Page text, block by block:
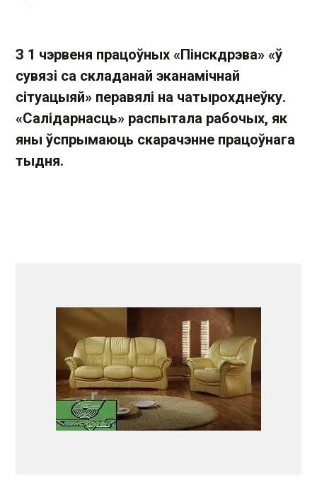
З 1 чэрвеня працоўных «Пінскдрэва» «ў
сувязі са складанай эканамічнай
сітуацыяй» перавялі на чатырохднеўку.
«Салідарнасць» распытала рабочых, як
яны ўспрымаюць скарачэнне працоўнага
тыдня.